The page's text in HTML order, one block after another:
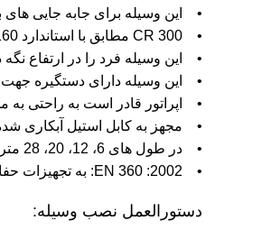
• این وسیله برای جابه جایی
• CR 300 مطابق با استاندارد EN 160 جزء تجهیزات حفاظت فردی محسوب می شود.
• این وسیله فرد را در ارتفاع
• این وسیله دارای دستگیره
• اپراتور قادر است به راحتی به
• مجهز به کابل استیل آبکاری شده
• در طول های 6، 12، 20، 28 متری موجود می باشند.
• EN 360 :2002: به تجهیزات حفاظت در برابر سقوط از ارتفاع اشاره دارد.
دستورالعمل نصب وسیله: